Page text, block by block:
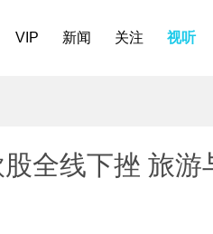
VIP 新闻 关注 视听
全线下挫 旅